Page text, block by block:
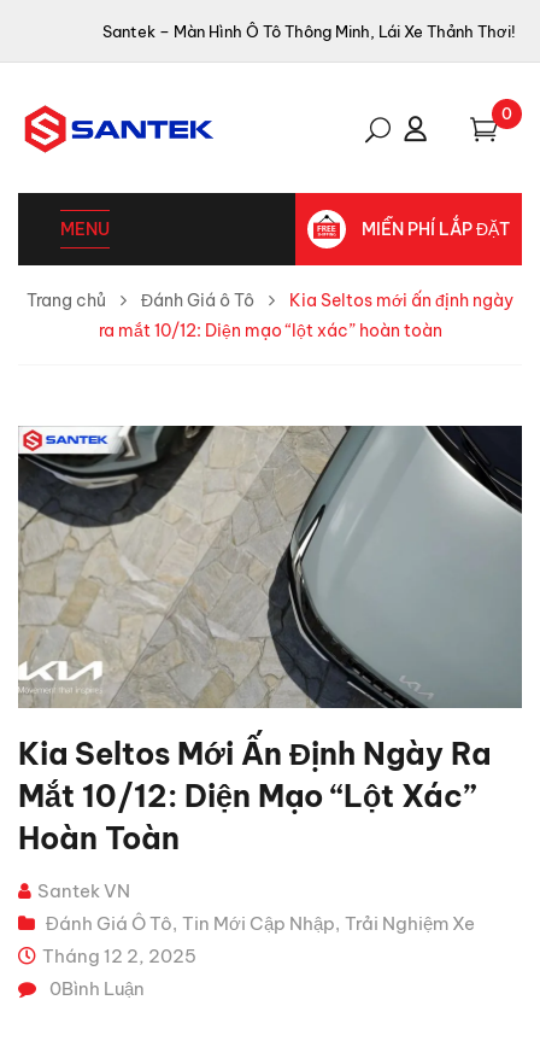
Santek – Màn Hình Ô Tô Thông Minh, Lái Xe Thảnh Thơi!
0
MENU MIỄN PHÍ LẮP ĐẶT
Trang chủ Đánh Giá ô Tô
Kia Seltos mới ấn định ngày
ra mắt 10/12: Diện mạo “lột xác” hoàn toàn
Kia Seltos Mới Ấn Định Ngày Ra
Mắt 10/12: Diện Mạo “lột Xác”
Hoàn Toàn
Santek VN
Đánh Giá Ô Tô, Tin Mới Cập Nhập, Trải Nghiệm Xe
Tháng 12 2, 2025
0Bình Luận